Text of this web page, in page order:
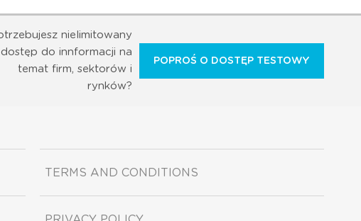
nielimitowany
dostęp do innformacji na
temat firm, sektorów i
rynków?
POPROŚ O DOSTĘP TESTOWY
TERMS AND CONDITIONS